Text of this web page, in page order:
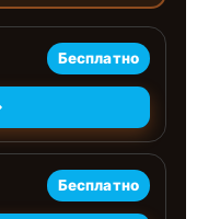
Бесплатно
Бесплатно